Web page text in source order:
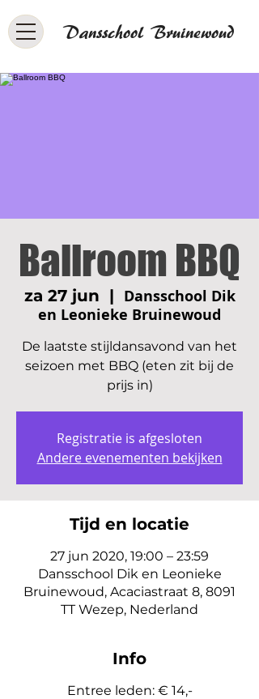
Dansschool Bruinewoud
Ballroom BBQ
za 27 jun
  |
Dansschool Dik
en Leonieke Bruinewoud
De laatste stijldansavond van het
seizoen met BBQ (eten zit bij de
Registratie is afgesloten
Andere evenementen bekijken
Tijd en locatie
27 jun 2020, 19:00 – 23:59
Dansschool Dik en Leonieke
Bruinewoud, Acaciastraat 8, 8091
TT Wezep, Nederland
Info
Entree leden: € 14,-